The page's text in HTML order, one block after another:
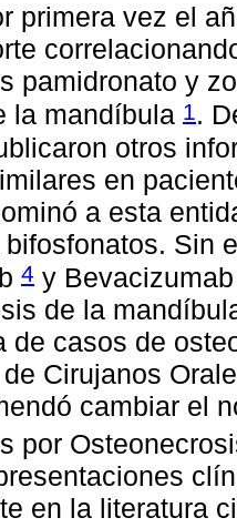
primera vez el
pamidronato y
la mandíbula 1 .
otros
en
a esta
Sin
4 y
de la
de casos de
Cirujanos
cambiar el
por
en la literatura